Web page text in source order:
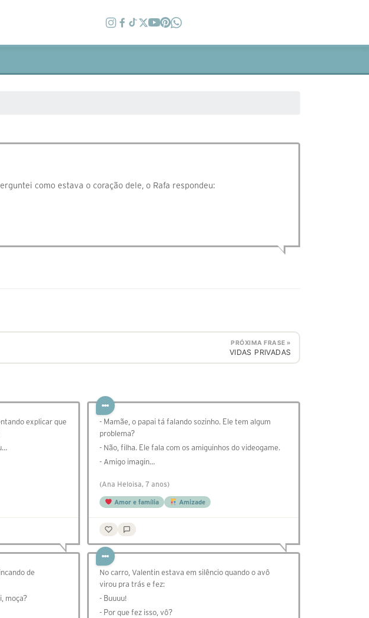
como estava o coração dele, o Rafa respondeu:
PRÓXIMA FRASE »
VIDAS PRIVADAS
explicar que
- Mamãe, o papai tá falando sozinho. Ele tem algum
problema?
- Não, filha. Ele fala com os amiguinhos do videogame.
- Amigo imagin…
(Ana Heloisa, 7 anos)
Amor e família Amizade
de
moça?
No carro, Valentin estava em silêncio quando o avô
virou pra trás e fez:
- Buuuu!
- Por que fez isso, vô?